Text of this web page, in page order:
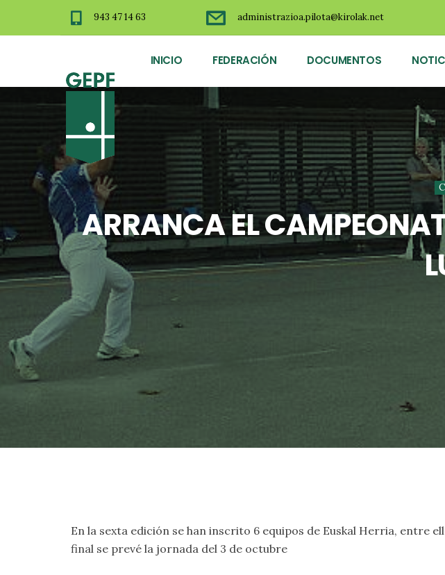
943 47 14 63 administrazioa.pilota@kirolak.net
INICIO FEDERACIÓN DOCUMENTOS
ARRANCA EL
En la sexta edición se han inscrito 6 equipos de Euskal Herria, entre
final se prevé la jornada del 3 de octubre